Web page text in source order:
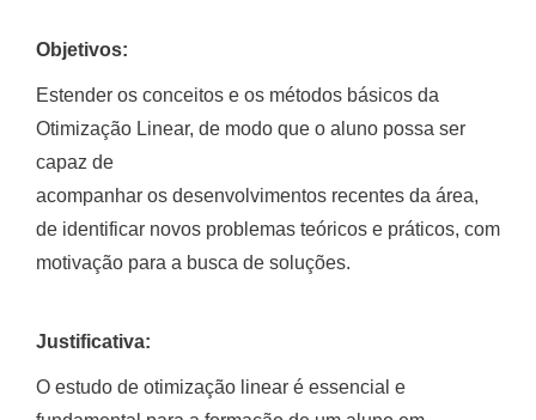
Objetivos:
Estender os conceitos e os métodos básicos da
Otimização Linear, de modo que o aluno possa ser
capaz de
acompanhar os desenvolvimentos recentes da área,
de identificar novos problemas teóricos e práticos, com
motivação para a busca de soluções.
Justificativa:
O estudo de otimização linear é essencial e